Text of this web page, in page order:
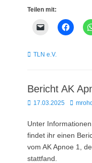
Teilen mit:
Kategorien
TLN e.V.
Bericht AK
Posted
17.03.2025 Autor
Unter
findet ihr einen
vom AK Apnoe 1,
stattfand.